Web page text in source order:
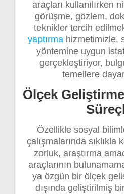
araçları kullanılırken
görüşme, gözlem,
teknikler tercih
yaptırmahizmetimizle,
yöntemine uygun
gerçekleştiriyor,
temellere
Ölçek
Özellikle sosyal
çalışmalarında sıklıkla
zorluk, araştırma
araçlarının
ya özgün bir ölçek
dışında geliştirilmiş